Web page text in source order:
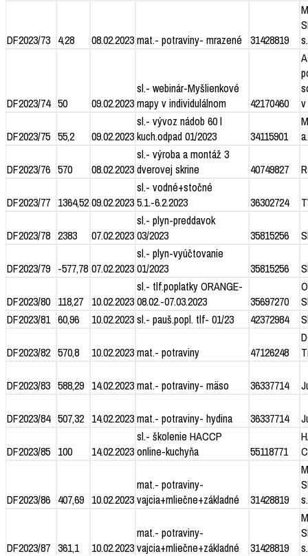
DF2023/73 4,28 08.02.2023mat.- potraviny- mrazené 31428819
DF2023/74 50 09.02.2023
sl.- webinár-Myšlienkové
mapy v individulálnom
42170460
DF2023/75 55,2 09.02.2023
sl.- vývoz nádob 60 l
kuch.odpad 01/2023
34115901
DF2023/76 570 08.02.2023
sl.- výroba a montáž 3
dverovej skrine
40749827
DF2023/77 1364,5209.02.2023
sl.- vodné+stočné
5.1.-6.2.2023
36302724
DF2023/78 2383 07.02.2023
sl.- plyn-preddavok
03/2023
35815256
DF2023/79 -577,78 07.02.2023
sl.- plyn-vyúčtovanie
01/2023
35815256
DF2023/80 118,27 10.02.2023
sl.- tlf.poplatky ORANGE-
08.02.-07.03.2023
35697270
DF2023/81 60,96 10.02.2023sl.- pauš.popl. tlf- 01/23 42372984
DF2023/82 570,8 10.02.2023mat.- potraviny 47126248
DF2023/83 588,29 14.02.2023mat.- potraviny- mäso 36337714
DF2023/84 507,32 14.02.2023mat.- potraviny- hydina 36337714
DF2023/85 100 14.02.2023
sl.- školenie HACCP
online-kuchyňa
55118771
DF2023/86 407,69 10.02.2023
mat.- potraviny-
vajcia+mliečne+základné
31428819
DF2023/87 361,1 10.02.2023
mat.- potraviny-
vajcia+mliečne+základné
31428819